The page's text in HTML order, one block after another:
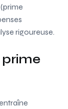
rigoureuse.